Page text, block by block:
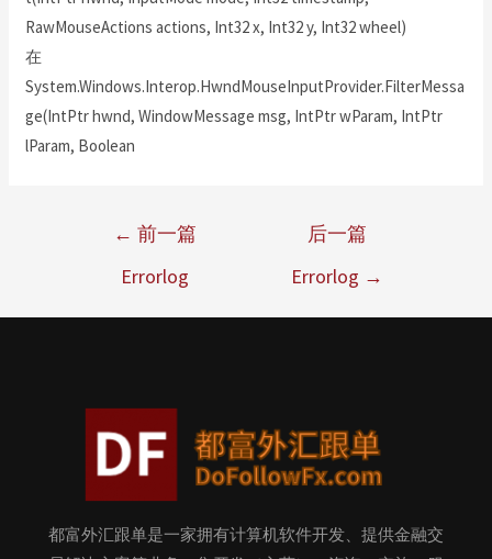
RawMouseActions actions, Int32 x, Int32 y, Int32 wheel)
在
System.Windows.Interop.HwndMouseInputProvider.FilterMessa
ge(IntPtr hwnd, WindowMessage msg, IntPtr wParam, IntPtr
lParam, Boolean
← 前一篇
Errorlog
后一篇
Errorlog →
都富外汇跟单是一家拥有计算机软件开发、提供金融交